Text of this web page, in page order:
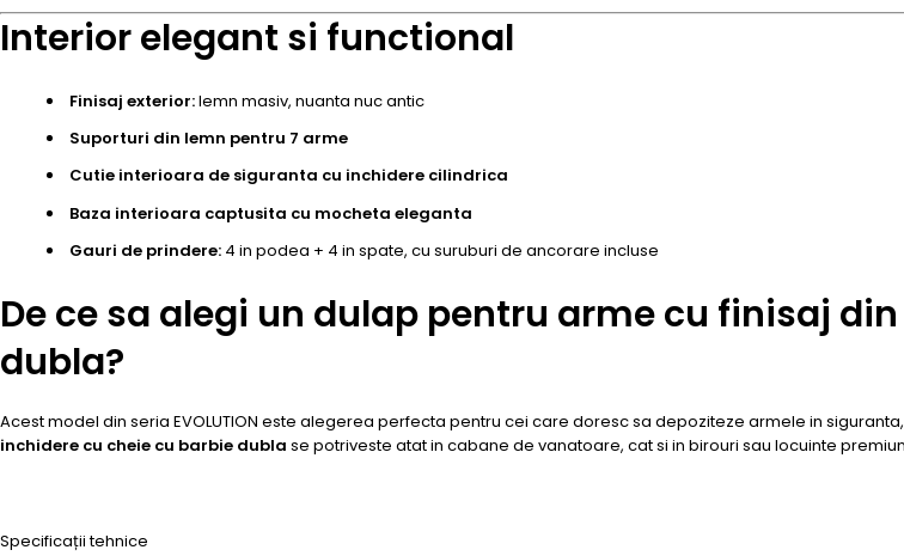
Interior elegant si functional
Finisaj exterior:lemn masiv, nuanta nuc antic
Suporturi din lemn pentru 7 arme
Cutie interioara de siguranta cu inchidere cilindrica
Baza interioara captusita cu mocheta eleganta
Gauri de prindere: 4 in podea + 4 in spate, cu suruburi de ancorare incluse
De ce sa alegi un dulap pentru arme cu finisaj
dubla?
Acest model din seria EVOLUTION este alegerea perfecta pentru cei care doresc sa depoziteze armele in
inchidere cu cheie cu barbie dubla se potriveste atat in cabane de vanatoare, cat si in birouri sau locuinte
Specificații tehnice